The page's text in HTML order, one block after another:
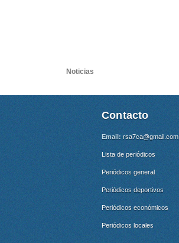
Noticias
Contacto
Email: rsa7ca@gmail.com
Lista de periódicos
Periódicos general
Periódicos deportivos
Periódicos económicos
Periódicos locales